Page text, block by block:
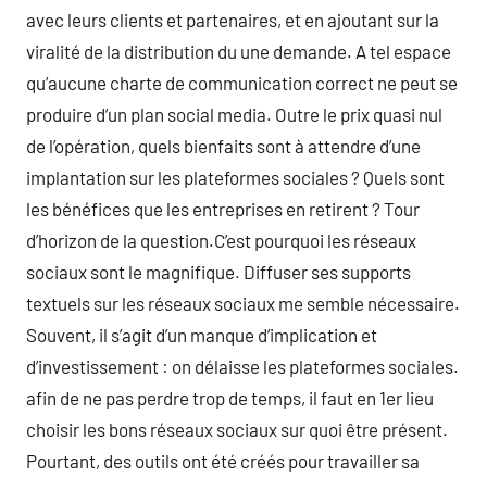
avec leurs clients et partenaires, et en ajoutant sur la
viralité de la distribution du une demande. A tel espace
qu’aucune charte de communication correct ne peut se
produire d’un plan social media. Outre le prix quasi nul
de l’opération, quels bienfaits sont à attendre d’une
implantation sur les plateformes sociales ? Quels sont
les bénéfices que les entreprises en retirent ? Tour
d’horizon de la question.C’est pourquoi les réseaux
sociaux sont le magnifique. Diffuser ses supports
textuels sur les réseaux sociaux me semble nécessaire.
Souvent, il s’agit d’un manque d’implication et
d’investissement : on délaisse les plateformes sociales.
afin de ne pas perdre trop de temps, il faut en 1er lieu
choisir les bons réseaux sociaux sur quoi être présent.
Pourtant, des outils ont été créés pour travailler sa